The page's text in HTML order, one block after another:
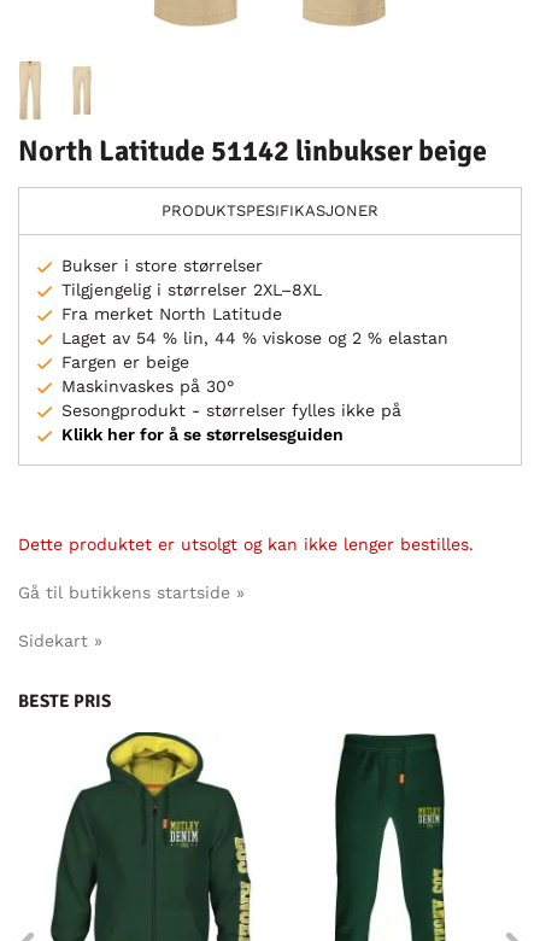
North Latitude 51142 linbukser beige
PRODUKTSPESIFIKASJONER
Bukser i store størrelser
Tilgjengelig i størrelser 2XL–8XL
Fra merket North Latitude
Laget av 54 % lin, 44 % viskose og 2 % elastan
Fargen er beige
Maskinvaskes på 30°
Sesongprodukt - størrelser fylles ikke på
Klikk her for å se størrelsesguiden
Dette produktet er utsolgt og kan ikke lenger bestilles.
Gå til butikkens startside »
Sidekart »
BESTE PRIS